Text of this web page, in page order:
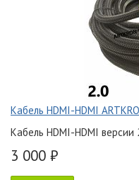
Кабель HDMI-HDMI
Кабель HDMI-HDMI версии
3 000 ₽